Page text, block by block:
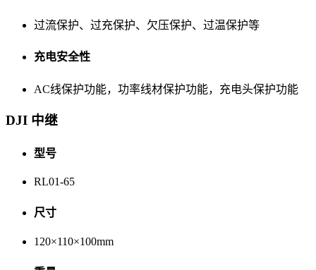
过流保护、过充保护、欠压保护、过温保护等
充电安全性
AC线保护功能，功率线材保护功能，充电头保护功能
DJI 中继
型号
RL01-65
尺寸
120×110×100mm